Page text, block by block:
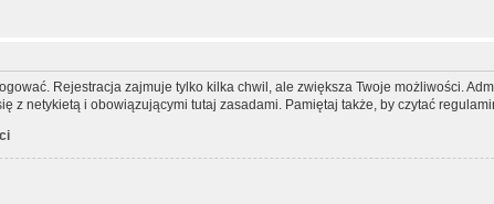
Rejestracja zajmuje tylko kilka chwil, ale zwiększa Twoje możliwości.
z netykietą i obowiązującymi tutaj zasadami. Pamiętaj także, by czytać